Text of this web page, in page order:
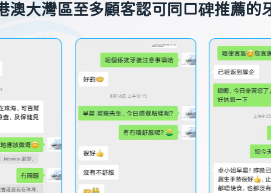
澳大灣區至多顧客認可同口碑推薦的